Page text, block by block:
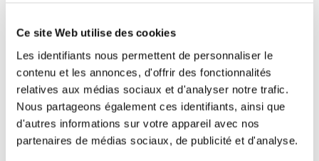
Ce site Web utilise des cookies
Les identifiants nous permettent de personnaliser le
contenu et les annonces, d'offrir des fonctionnalités
relatives aux médias sociaux et d'analyser notre trafic.
Nous partageons également ces identifiants, ainsi que
d'autres informations sur votre appareil avec nos
partenaires de médias sociaux, de publicité et d'analyse.
ton cahier d'école, ta chambre ou ta classe.